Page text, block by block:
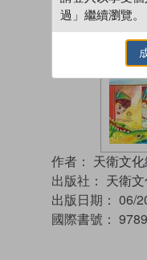
作者： 天衛文化
出版社： 天衛
出版日期： 06/
國際書號：
過」繼續瀏覽。